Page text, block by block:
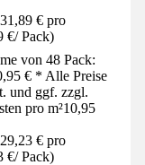
€ pro
€/ Pack)
von 48 Pack:
€ * Alle Preise
und ggf. zzgl.
pro m²10,95
€ pro
€/ Pack)